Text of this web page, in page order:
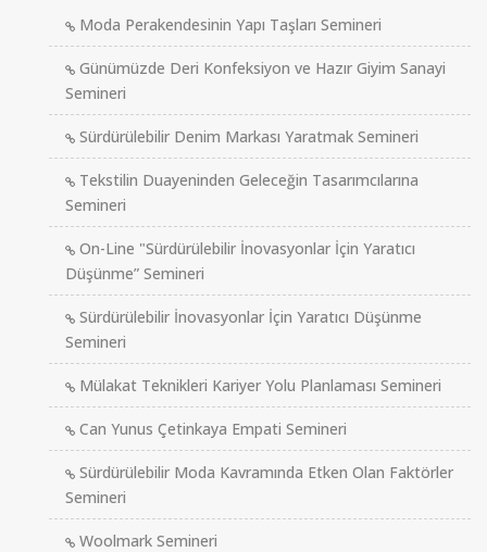
Moda Perakendesinin Yapı Taşları Semineri
Günümüzde Deri Konfeksiyon ve Hazır Giyim Sanayi
Semineri
Sürdürülebilir Denim Markası Yaratmak Semineri
Tekstilin Duayeninden Geleceğin Tasarımcılarına
Semineri
On-Line "Sürdürülebilir İnovasyonlar İçin Yaratıcı
Düşünme” Semineri
Sürdürülebilir İnovasyonlar İçin Yaratıcı Düşünme
Semineri
Mülakat Teknikleri Kariyer Yolu Planlaması Semineri
Can Yunus Çetinkaya Empati Semineri
Sürdürülebilir Moda Kavramında Etken Olan Faktörler
Semineri
Woolmark Semineri